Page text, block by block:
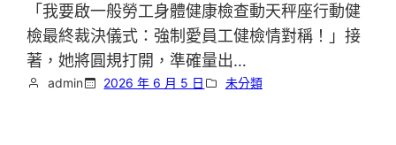
「我要啟一般勞工身體健康檢查動天秤座行動健
檢最終裁決儀式：強制愛員工健檢情對稱！」接
著，她將圓規打開，準確量出…
admin 2026 年 6 月 5 日 未分類